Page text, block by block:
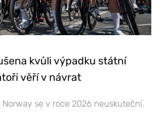
kvůli výpadku státní
věří v návrat
se v roce 2026 neuskuteční.